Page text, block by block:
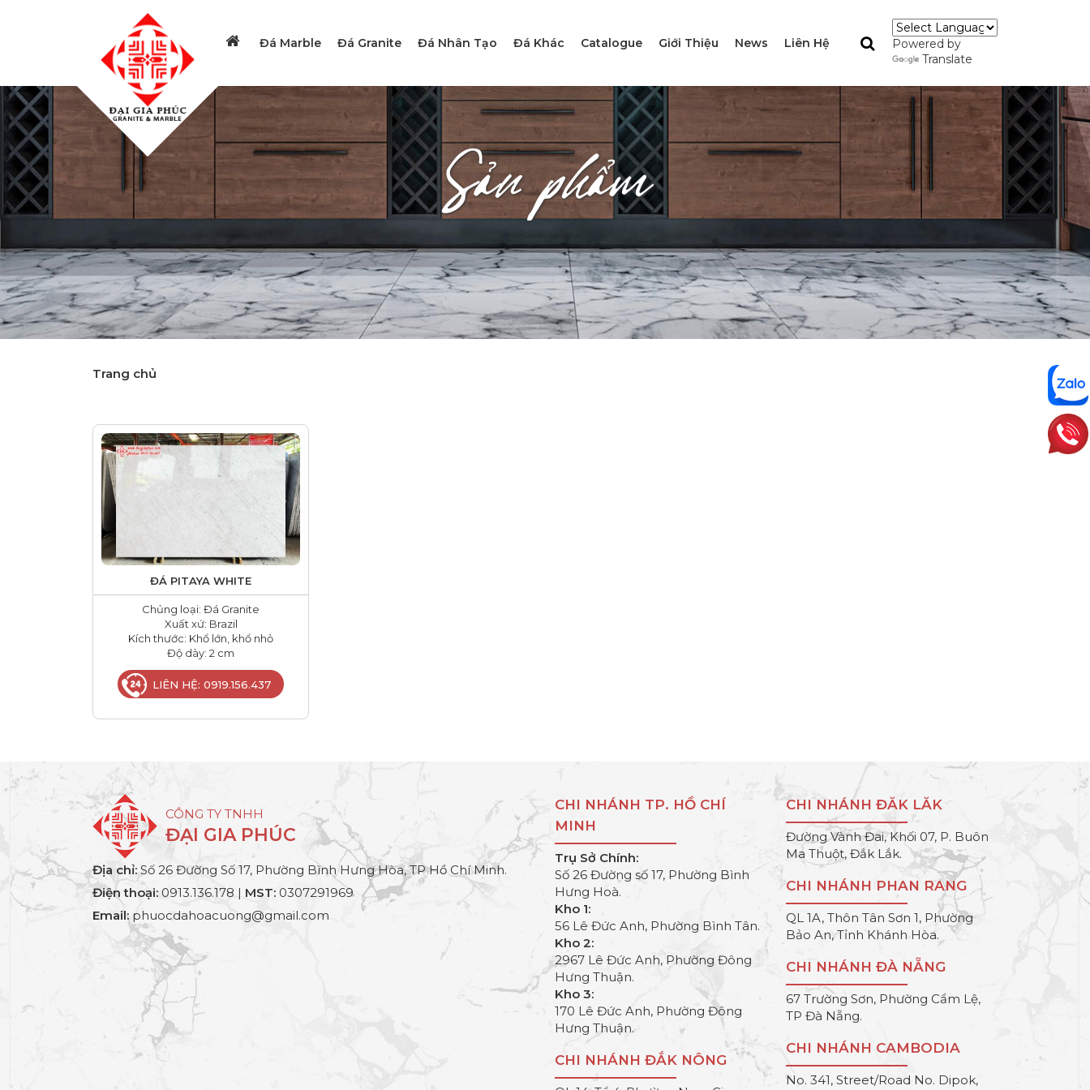
Đá Marble Đá Granite Đá Nhân Tạo Đá Khác Catalogue Giới Thiệu News Liên Hệ
Powered by
Translate
Sản phẩm
Trang chủ
ĐÁ PITAYA WHITE
Chủng loại: Đá Granite
Xuất xứ: Brazil
Kích thước: Khổ lớn, khổ nhỏ
Độ dày: 2 cm
LIÊN HỆ: 0919.156.437
CÔNG TY TNHH
ĐẠI GIA PHÚC
Địa chỉ: Số 26 Đường Số 17, Phường Bình Hưng Hòa, TP Hồ Chí Minh.
Điện thoại: 0913.136.178 | MST: 0307291969
Email:phuocdahoacuong@gmail.com
CHI NHÁNH TP. HỒ CHÍ
MINH
Trụ Sở Chính:
Số 26 Đường số 17, Phường Bình
Hưng Hoà.
Kho 1:
56 Lê Đức Anh, Phường Bình Tân.
Kho 2:
2967 Lê Đức Anh, Phường Đông
Hưng Thuận.
Kho 3:
170 Lê Đức Anh, Phường Đông
Hưng Thuận.
CHI NHÁNH ĐẮK NÔNG
CHI NHÁNH ĐĂK LĂK
Đường Vành Đai, Khối 07, P. Buôn
Ma Thuột, Đắk Lắk.
CHI NHÁNH PHAN RANG
QL 1A, Thôn Tân Sơn 1, Phường
Bảo An, Tỉnh Khánh Hòa.
CHI NHÁNH ĐÀ NẴNG
67 Trường Sơn, Phường Cẩm Lệ,
TP Đà Nẵng.
CHI NHÁNH CAMBODIA
No. 341, Street/Road No. Dipok,